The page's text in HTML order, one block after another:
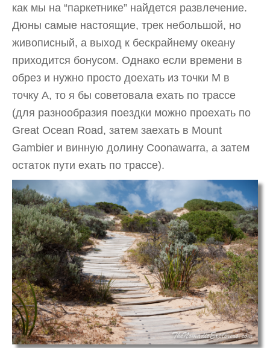
как мы на “паркетнике” найдется развлечение.
Дюны самые настоящие, трек небольшой, но
живописный, а выход к бескрайнему океану
приходится бонусом. Однако если времени в
обрез и нужно просто доехать из точки М в
точку А, то я бы советовала ехать по трассе
(для разнообразия поездки можно проехать по
Great Ocean Road, затем заехать в Mount
Gambier и винную долину Coonawarra, а затем
остаток пути ехать по трассе).